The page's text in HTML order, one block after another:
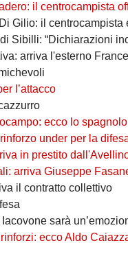
offensivo argentino
ex Vibonese nel mirino
inopportune e non
arriva l'esterno Francesco
l’attacco
ecco lo spagnolo Fran Pérez
under per la
dall'Avellino con diritto di
arriva Giuseppe
il contratto collettivo
sarà un’emozione
ecco Aldo Caiazza e Luca